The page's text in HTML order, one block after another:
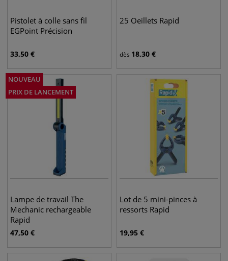
Pistolet à colle sans fil
EGPoint Précision
33,50 €
25 Oeillets Rapid
dès 18,30 €
NOUVEAU
PRIX DE LANCEMENT
Lampe de travail The
Mechanic rechargeable
Rapid
47,50 €
Lot de 5 mini-pinces à
ressorts Rapid
19,95 €